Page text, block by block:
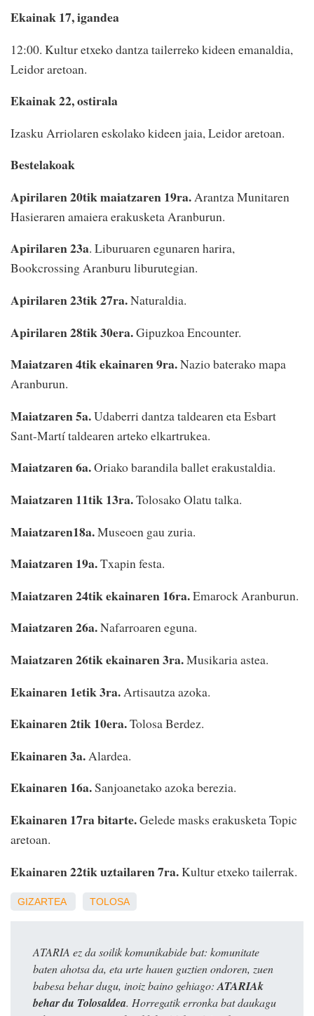
Ekainak 17, igandea
12:00. Kultur etxeko dantza tailerreko kideen emanaldia,
Leidor aretoan.
Ekainak 22, ostirala
Izasku Arriolaren eskolako kideen jaia, Leidor aretoan.
Bestelakoak
Apirilaren 20tik maiatzaren 19ra.Arantza Munitaren
Hasieraren amaiera erakusketa Aranburun.
Apirilaren 23a. Liburuaren egunaren harira,
Bookcrossing Aranburu liburutegian.
Apirilaren 23tik 27ra.Naturaldia.
Apirilaren 28tik 30era.Gipuzkoa Encounter.
Maiatzaren 4tik ekainaren 9ra.Nazio baterako mapa
Aranburun.
Maiatzaren 5a.Udaberri dantza taldearen eta Esbart
Sant-Martí taldearen arteko elkartrukea.
Maiatzaren 6a.Oriako barandila ballet erakustaldia.
Maiatzaren 11tik 13ra.Tolosako Olatu talka.
Maiatzaren18a.Museoen gau zuria.
Maiatzaren 19a.Txapin festa.
Maiatzaren 24tik ekainaren 16ra.Emarock Aranburun.
Maiatzaren 26a.Nafarroaren eguna.
Maiatzaren 26tik ekainaren 3ra.Musikaria astea.
Ekainaren 1etik 3ra. Artisautza azoka.
Ekainaren 2tik 10era.Tolosa Berdez.
Ekainaren 3a. Alardea.
Ekainaren 16a.Sanjoanetako azoka berezia.
Ekainaren 17ra bitarte.Gelede masks erakusketa Topic
aretoan.
Ekainaren 22tik uztailaren 7ra.Kultur etxeko tailerrak.
GIZARTEA TOLOSA
ATARIA ez da soilik komunikabide bat: komunitate
baten ahotsa da, eta urte hauen guztien ondoren, zuen
babesa behar dugu, inoiz baino gehiago: ATARIAk
behar du Tolosaldea. Horregatik erronka bat daukagu